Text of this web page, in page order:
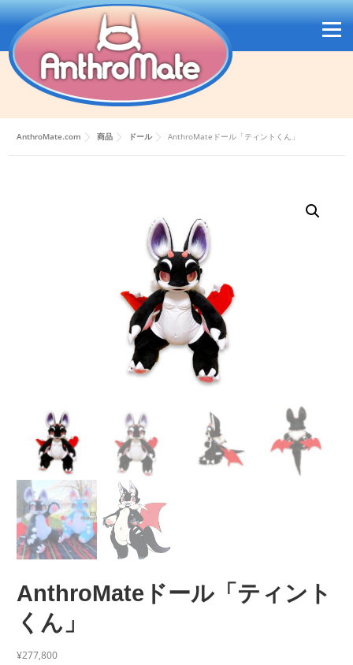
コ
ン
ン
キ
メニュ
AnthroMate.com 商品 ドール AnthroMateドール「ティントくん」
AnthroMateドール「ティント
くん」
¥277,800